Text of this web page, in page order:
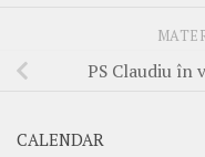
PS Claudiu în
CALENDAR